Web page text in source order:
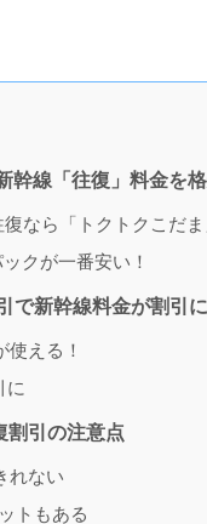
幹線「往復」料金を
なら「トクトクこだま
クが一番安い！
で新幹線料金が割引
える！
に
割引の注意点
れない
トもある